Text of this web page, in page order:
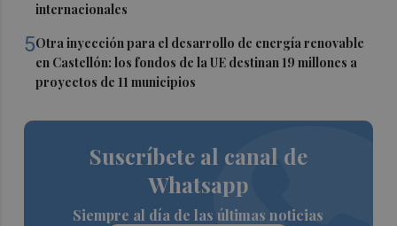
internacionales
5Otra inyección para el desarrollo de energía renovable
en Castellón: los fondos de la UE destinan 19 millones a
proyectos de 11 municipios
Suscríbete al canal de
Whatsapp
Siempre al día de las últimas noticias